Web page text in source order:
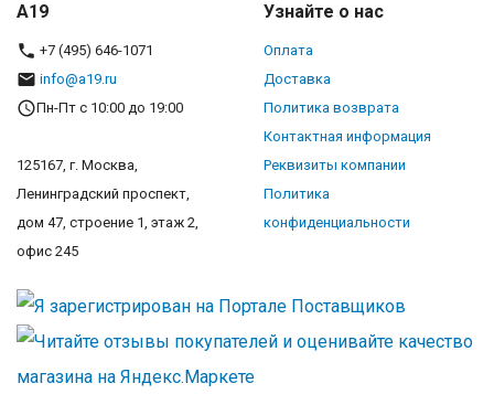
A19
+7 (495) 646-1071
info@a19.ru
Пн-Пт с 10:00 до 19:00
125167, г. Москва,
Ленинградский проспект,
дом 47, строение 1, этаж 2,
офис 245
Узнайте о нас
Оплата
Доставка
Политика возврата
Контактная информация
Реквизиты компании
Политика
конфиденциальности